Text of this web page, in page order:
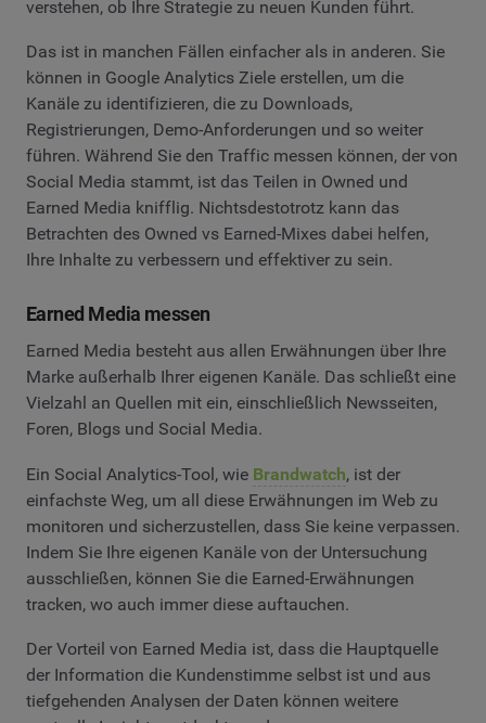
verstehen, ob Ihre Strategie zu neuen Kunden führt.
Das ist in manchen Fällen einfacher als in anderen. Sie
können in Google Analytics Ziele erstellen, um die
Kanäle zu identifizieren, die zu Downloads,
Registrierungen, Demo-Anforderungen und so weiter
führen. Während Sie den Traffic messen können, der von
Social Media stammt, ist das Teilen in Owned und
Earned Media knifflig. Nichtsdestotrotz kann das
Betrachten des Owned vs Earned-Mixes dabei helfen,
Ihre Inhalte zu verbessern und effektiver zu sein.
Earned Media messen
Earned Media besteht aus allen Erwähnungen über Ihre
Marke außerhalb Ihrer eigenen Kanäle. Das schließt eine
Vielzahl an Quellen mit ein, einschließlich Newsseiten,
Foren, Blogs und Social Media.
Ein Social Analytics-Tool, wie Brandwatch, ist der
einfachste Weg, um all diese Erwähnungen im Web zu
monitoren und sicherzustellen, dass Sie keine verpassen.
Indem Sie Ihre eigenen Kanäle von der Untersuchung
ausschließen, können Sie die Earned-Erwähnungen
tracken, wo auch immer diese auftauchen.
Der Vorteil von Earned Media ist, dass die Hauptquelle
der Information die Kundenstimme selbst ist und aus
tiefgehenden Analysen der Daten können weitere